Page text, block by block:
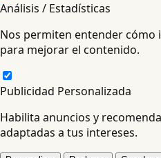
Análisis / Estadísticas
Nos permiten entender cómo
para mejorar el contenido.
Publicidad Personalizada
Habilita anuncios y
adaptadas a tus intereses.